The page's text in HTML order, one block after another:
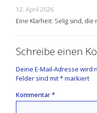
12. April 2026
Eine Klarheit: Selig sind,
Schreibe einen
Deine E-Mail-Adresse wird
Felder sind mit*markiert
Kommentar*